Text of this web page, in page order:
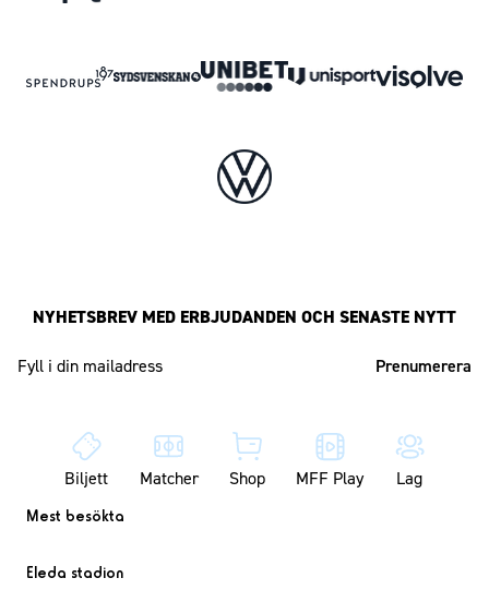
NYHETSBREV MED ERBJUDANDEN OCH SENASTE NYTT
Biljett Matcher Shop MFF Play Lag
Mest besökta
Eleda stadion